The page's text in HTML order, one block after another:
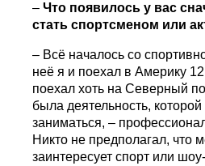
–Что появилось у вас
стать спортсменом или
– Всё началось со
неё я и поехал в Америку
поехал хоть на Северный
была деятельность,
заниматься, –
Никто не предполагал, что
заинтересует спорт или